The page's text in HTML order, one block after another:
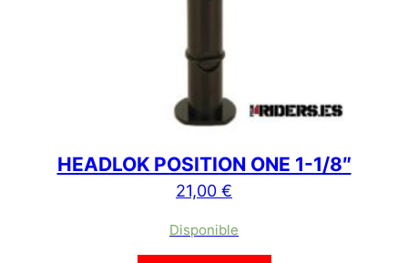
HEADLOK POSITION ONE 1-1/8″
21,00 €
Disponible